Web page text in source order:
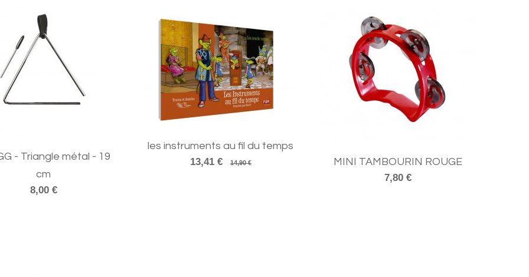
- Triangle métal - 19
cm
8,00 €
les instruments au fil du temps
13,41 €
14,90 €
MINI TAMBOURIN ROUGE
7,80 €